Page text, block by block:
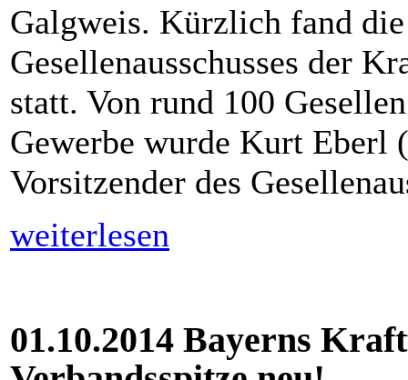
Galgweis. Kürzlich fand
Gesellenausschusses der
statt. Von rund 100
Gewerbe wurde Kurt Eberl
Vorsitzender des
weiterlesen
01.10.2014 Bayerns